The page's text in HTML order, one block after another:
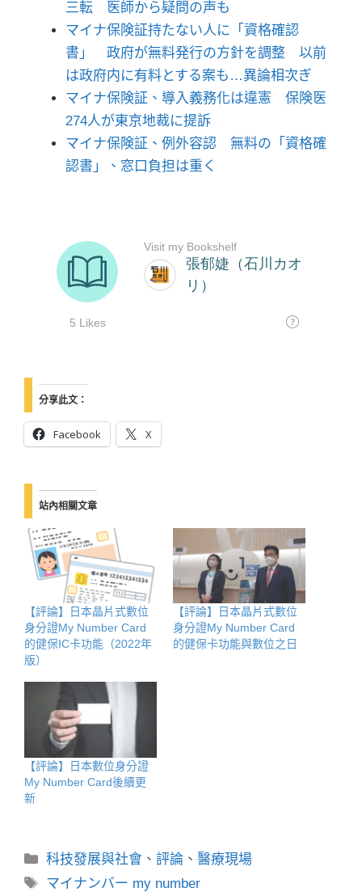
三転 医師から疑問の声も
マイナ保険証持たない人に「資格確認
書」 政府が無料発行の方針を調整 以前
は政府内に有料とする案も…異論相次ぎ
マイナ保険証、導入義務化は違憲 保険医
274人が東京地裁に提訴
マイナ保険証、例外容認 無料の「資格確
認書」、窓口負担は重く
分享此文：
Facebook X
站內相關文章
【評論】日本晶片式數位
身分證My Number Card
的健保IC卡功能（2022年
版）
【評論】日本晶片式數位
身分證My Number Card
的健保卡功能與數位之日
【評論】日本數位身分證
My Number Card後續更
新
分
類
科技發展與社會 、評論 、醫療現場
標
マイナンバー my number